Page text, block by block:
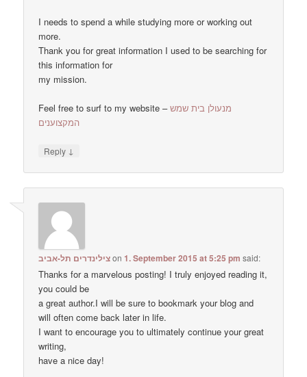
I needs to spend a while studying more or working out
more.
Thank you for great information I used to be searching for
this information for
my mission.
Feel free to surf to my website –מנעולן בית שמש
המקצוענים
Reply ↓
צילינדרים תל-אביבon1. September 2015 at 5:25 pm said:
Thanks for a marvelous posting! I truly enjoyed reading it,
you could be
a great author.I will be sure to bookmark your blog and
will often come back later in life.
I want to encourage you to ultimately continue your great
writing,
have a nice day!